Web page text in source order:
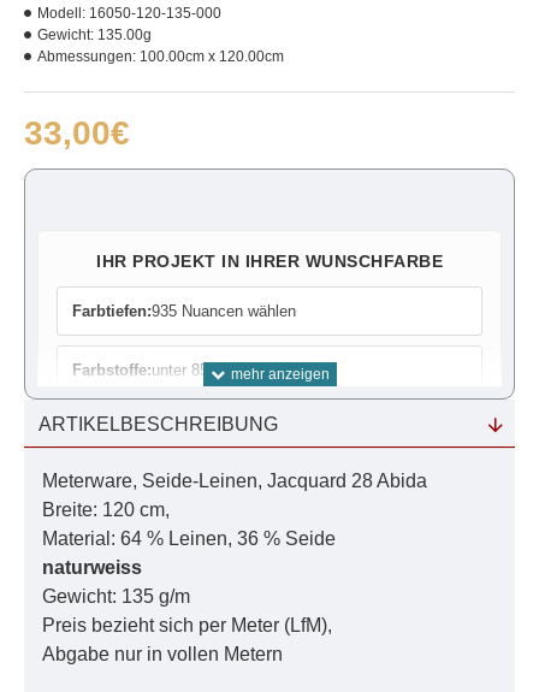
33,00€
Modell: 16050-120-135-000
Gewicht: 135.00g
Abmessungen: 100.00cm x 120.00cm
IHR PROJEKT IN IHRER WUNSCHFARBE
Farbtiefen:935 Nuancen wählen
Farbstoffe:unter 85 Farben wählen
Farbrechner:Bedarf ermitteln
Färbe-Anleitung:Schritt für Schritt
Farbmuster:Damit es auch passt
Das Farbsystem:
Nutzen Sie unser Farbsystem für exakte Ergebnisse.
ARTIKELBESCHREIBUNG
Meterware, Seide-Leinen, Jacquard 28 Abida
Breite: 120 cm,
Material: 64 % Leinen, 36 % Seide
naturweiss
Gewicht: 135 g/m
Preis bezieht sich per Meter (LfM),
Abgabe nur in vollen Metern